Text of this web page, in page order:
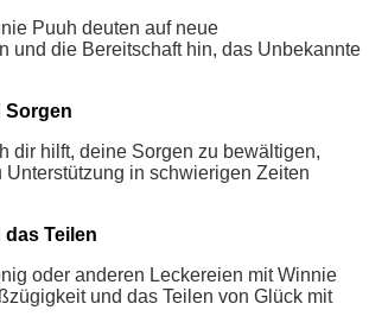
Puuh deuten auf neue
und die Bereitschaft hin, das Unbekannte
Sorgen
dir hilft, deine Sorgen zu bewältigen,
Unterstützung in schwierigen Zeiten
Teilen
oder anderen Leckereien mit Winnie
und das Teilen von Glück mit